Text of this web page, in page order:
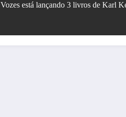
Vozes está lançando 3 livros de Karl